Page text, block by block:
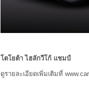
โตโยต้า ไฮลักวีโก้ แชมป์
ดูรายละเอียดเพิ่มเติมที่